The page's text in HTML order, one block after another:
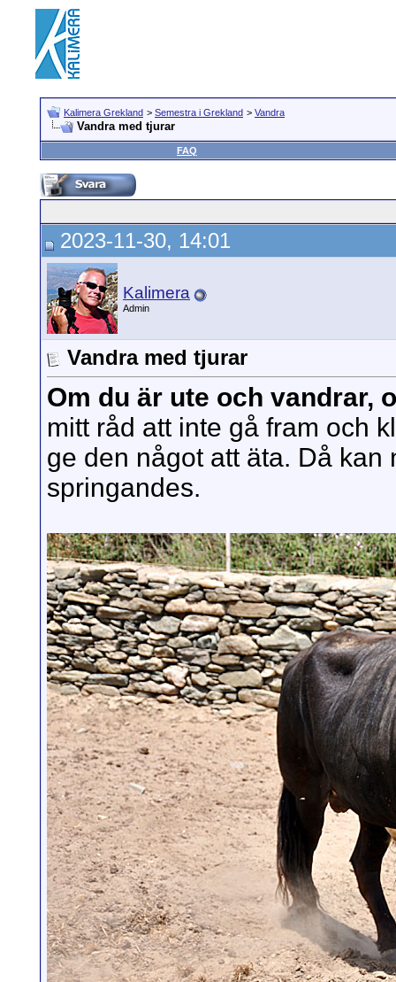
Kalimera Grekland > Semestra i Grekland > Vandra
Vandra med tjurar
FAQ
2023-11-30, 14:01
Kalimera
Admin
Vandra med tjurar
Om du är ute och vandrar,
mitt råd att inte gå fram och
ge den något att äta. Då
springandes.